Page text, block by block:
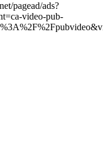
pagead/ads?
video-pub-